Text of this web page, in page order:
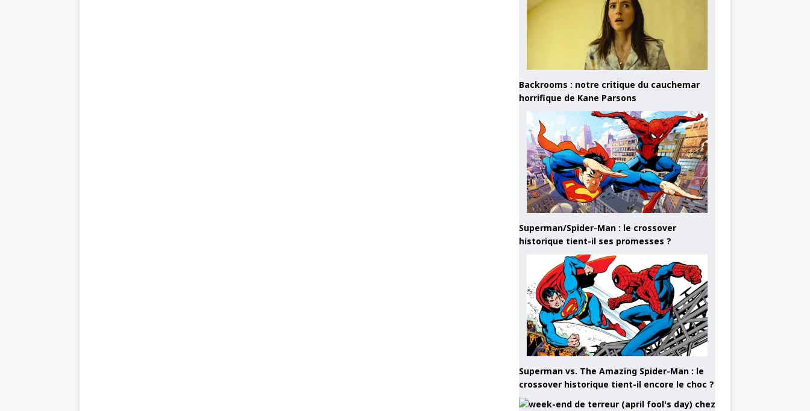
Backrooms : notre critique du cauchemar
horrifique de Kane Parsons
Superman/Spider-Man : le crossover
historique tient-il ses promesses ?
Superman vs. The Amazing Spider-Man : le
crossover historique tient-il encore le choc ?